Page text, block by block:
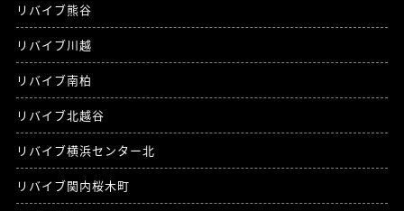
リバイブ熊谷
リバイブ川越
リバイブ南柏
リバイブ北越谷
リバイブ横浜センター北
リバイブ関内桜木町